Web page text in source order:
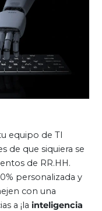
equipo de TI
de que siquiera se
de RR.HH.
personalizada y
con una
a ¡la inteligencia